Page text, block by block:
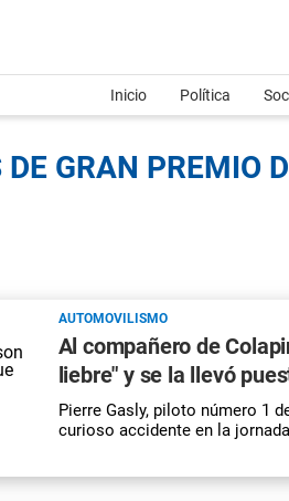
Inicio Política
GRAN PREMIO
AUTOMOVILISMO
Al compañero de
liebre" y se la llevó
Pierre Gasly, piloto número 1
curioso accidente en la